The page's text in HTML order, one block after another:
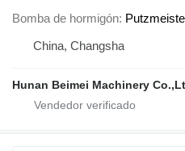
Bomba de hormigón
China, Changsha
Hunan Beimei Machinery